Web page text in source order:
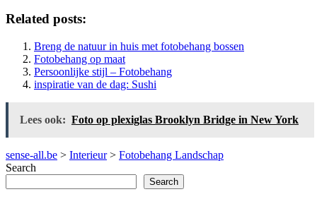
Related posts:
Breng de natuur in huis met fotobehang bossen
Fotobehang op maat
Persoonlijke stijl – Fotobehang
inspiratie van de dag: Sushi
Lees ook: Foto op plexiglas Brooklyn Bridge in New York
sense-all.be > Interieur> Fotobehang Landschap
Search
Search